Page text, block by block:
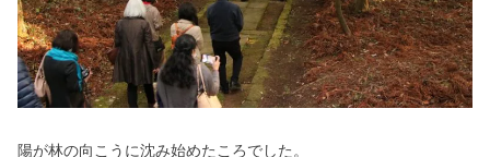
陽が林の向こうに沈み始めたころでした。